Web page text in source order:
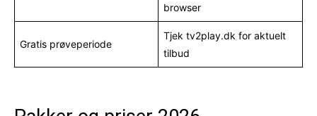
browser
Gratis prøveperiode
Tjek tv2play.dk for aktuelt
tilbud